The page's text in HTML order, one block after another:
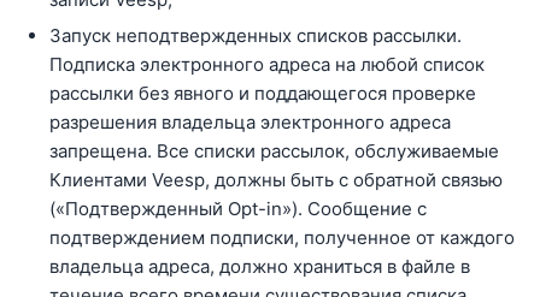
Запуск неподтвержденных списков рассылки.
Подписка электронного адреса на любой список
рассылки без явного и поддающегося проверке
разрешения владельца электронного адреса
запрещена. Все списки рассылок, обслуживаемые
Клиентами Veesp, должны быть с обратной связью
(«Подтвержденный Opt-in»). Сообщение с
подтверждением подписки, полученное от каждого
владельца адреса, должно храниться в файле в